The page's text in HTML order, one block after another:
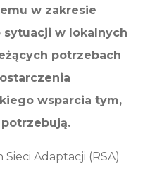
w zakresie
w lokalnych
potrzebach
wsparcia tym,
Sieci Adaptacji (RSA)